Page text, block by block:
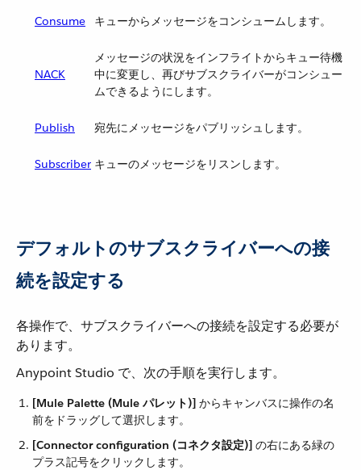
Consume キューからメッセージをコンシュームします。
NACK
メッセージの状況をインフライトからキュー待機
中に変更し、再びサブスクライバーがコンシュー
ムできるようにします。
Publish 宛先にメッセージをパブリッシュします。
Subscriber キューのメッセージをリスンします。
デフォルトのサブスクライバーへの接
続を設定する
各操作で、サブスクライバーへの接続を設定する必要が
あります。
Anypoint Studio で、次の手順を実行します。
[Mule Palette (Mule パレット)] ​ からキャンバスに操作の名
前をドラッグして選択します。
[Connector configuration (コネクタ設定)] ​ の右にある緑の
プラス記号をクリックします。